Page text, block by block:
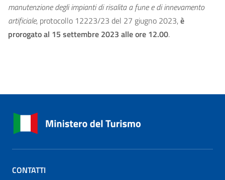
manutenzione degli impianti di risalita a fune e di innevamento
artificiale, protocollo 12223/23 del 27 giugno 2023,è
prorogato al 15 settembre 2023 alle ore 12.00.
CONTATTI